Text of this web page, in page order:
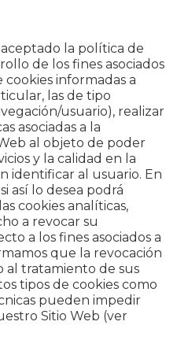
la política de
de los fines asociados
cookies informadas a
las de tipo
usuario), realizar
asociadas a la
al objeto de poder
y la calidad en la
identificar al usuario. En
así lo desea podrá
cookies analíticas,
a revocar su
a los fines asociados a
que la revocación
al tratamiento de sus
tipos de cookies como
pueden impedir
Sitio Web (ver